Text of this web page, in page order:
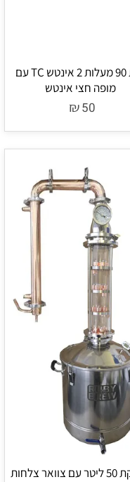
זוית 90 מעלות 2 אינטש TC עם
מופה חצי אינטש
₪50
מזקקת 50 ליטר עם צוואר צלחות